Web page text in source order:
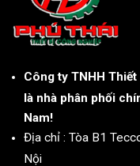
Công ty TNHH
là nhà phân phối
Nam!
Địa chỉ : Tòa B1
Nội